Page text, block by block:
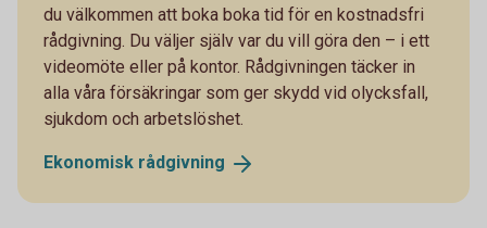
du välkommen att boka boka tid för en kostnadsfri
rådgivning. Du väljer själv var du vill göra den – i ett
videomöte eller på kontor. Rådgivningen täcker in
alla våra försäkringar som ger skydd vid olycksfall,
sjukdom och arbetslöshet.
Ekonomisk rådgivning